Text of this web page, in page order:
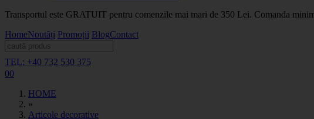
Transportul este GRATUIT pentru comenzile mai mari de 350 Lei. Comanda
HomeNoutăți Promoții BlogContact
TEL: +40 732 530 375
00
HOME
»
Articole decorative